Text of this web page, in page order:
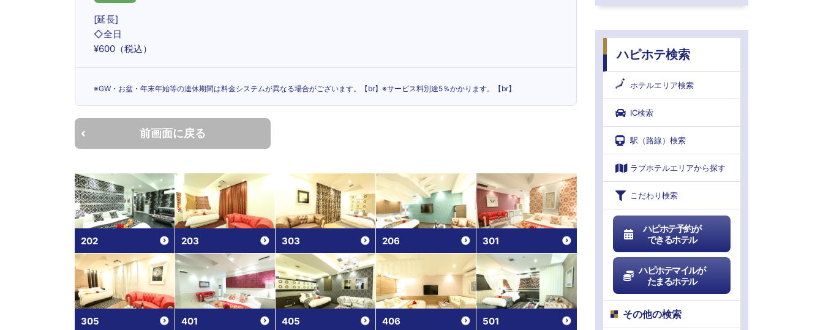
[延長]
◇全日
¥600（税込）
※GW・お盆・年末年始等の連休期間は料金システムが異なる場合がございます。【br】※サービス料別途5％かかります。【br】
前画面に戻る
202 203 303 206 301
305 401 405 406 501
ハピホテ検索
ホテルエリア検索
IC検索
駅（路線）検索
ラブホテルエリアから探す
こだわり検索
ハピホテ予約が
できるホテル
ハピホテマイルが
たまるホテル
その他の検索